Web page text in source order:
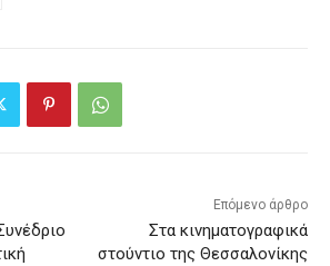
Επόμενο άρθρο
Στα κινηματογραφικά
στούντιο της Θεσσαλονίκης